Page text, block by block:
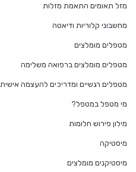
מזל תאומים התאמת מזלות
מחשבוני קלוריות ודיאטה
מטפלים מומלצים
מטפלים מומלצים ברפואה משלימה
מטפלים רגשיים ומדריכים להעצמה אישית
מי מטפל במטפל?
מילון פירוש חלומות
מיסטיקה
מיסטיקנים מומלצים